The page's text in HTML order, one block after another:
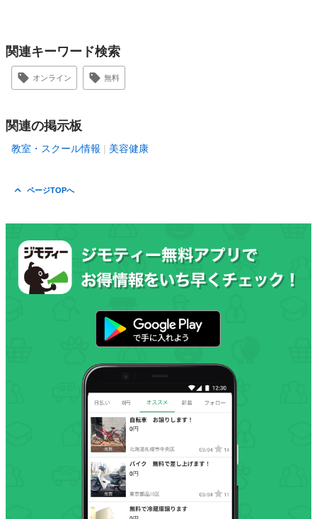
関連キーワード検索
オンライン 無料
関連の掲示板
教室・スクール情報 美容健康
ページTOPへ